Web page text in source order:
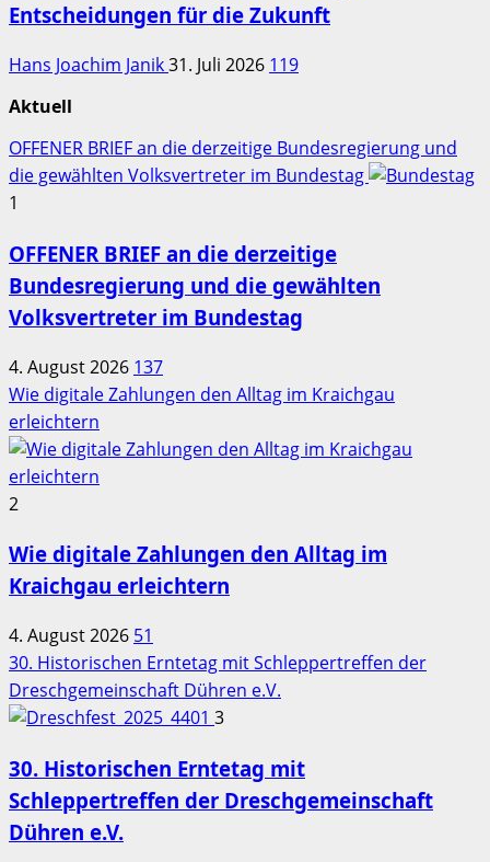
Entscheidungen für die Zukunft
Hans Joachim Janik31. Juli 2026 119
Aktuell
OFFENER BRIEF an die derzeitige Bundesregierung und
die gewählten Volksvertreter im Bundestag
1
OFFENER BRIEF an die derzeitige
Bundesregierung und die gewählten
Volksvertreter im Bundestag
4. August 2026 137
Wie digitale Zahlungen den Alltag im Kraichgau
erleichtern
2
Wie digitale Zahlungen den Alltag im
Kraichgau erleichtern
4. August 2026 51
30. Historischen Erntetag mit Schleppertreffen der
Dreschgemeinschaft Dühren e.V.
3
30. Historischen Erntetag mit
Schleppertreffen der Dreschgemeinschaft
Dühren e.V.